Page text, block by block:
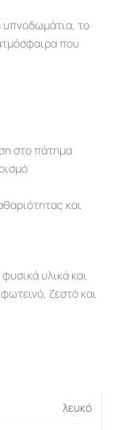
υπνοδωμάτια, το
που
στο πάτημα
και
υλικά και
ζεστό και
λευκό